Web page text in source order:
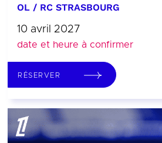
OL / RC STRASBOURG
10 avril 2027
date et heure à confirmer
RÉSERVER